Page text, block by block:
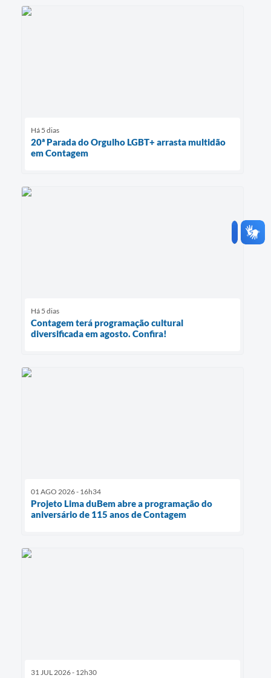
Há 5 dias
20ª Parada do Orgulho LGBT+ arrasta multidão
em Contagem
Há 5 dias
Contagem terá programação cultural
diversificada em agosto. Confira!
01 AGO 2026 - 16h34
Projeto Lima duBem abre a programação do
aniversário de 115 anos de Contagem
31 JUL 2026 - 12h30